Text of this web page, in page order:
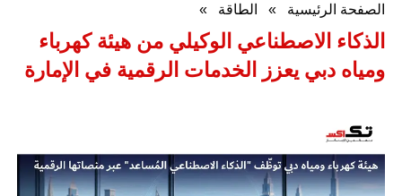
الصفحة الرئيسية » الطاقة »
الذكاء الاصطناعي الوكيلي من هيئة كهرباء
ومياه دبي يعزز الخدمات الرقمية في الإمارة